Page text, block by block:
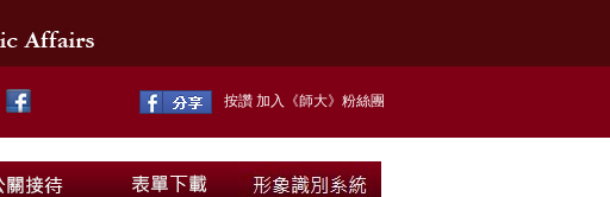
按讚 加入《師大》粉絲團